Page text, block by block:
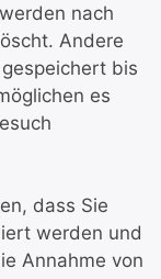
nach
Andere
bis
es
dass Sie
werden und
Annahme von